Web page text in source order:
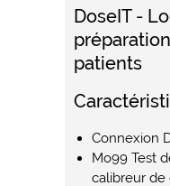
DoseIT -
patients
Connexion
Mo99 Test
calibreur de